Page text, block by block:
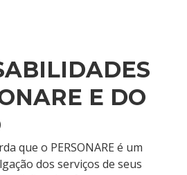
E DO
que o PERSONARE é um
dos serviços de seus